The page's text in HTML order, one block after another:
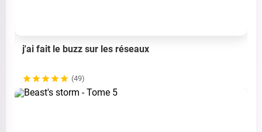
j'ai fait le buzz sur les réseaux
(49)